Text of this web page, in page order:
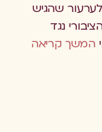
שהגיש
נגד
המשך קריאה